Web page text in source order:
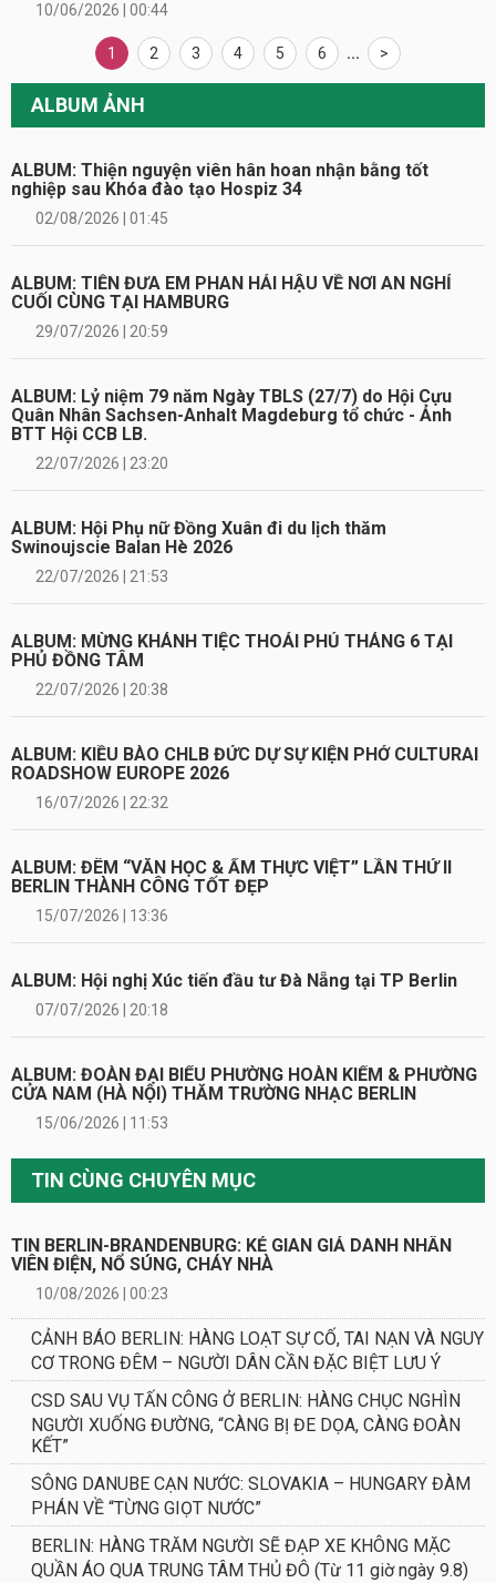
10/06/2026 | 00:44
1 2 3 4 5 6 ... >
ALBUM ẢNH
ALBUM: Thiện nguyện viên hân hoan nhận bằng tốt
nghiệp sau Khóa đào tạo Hospiz 34
02/08/2026 | 01:45
ALBUM: TIỄN ĐƯA EM PHAN HẢI HẬU VỀ NƠI AN NGHỈ
CUỐI CÙNG TẠI HAMBURG
29/07/2026 | 20:59
ALBUM: Lỷ niệm 79 năm Ngày TBLS (27/7) do Hội Cựu
Quân Nhân Sachsen-Anhalt Magdeburg tổ chức - Ảnh
BTT Hội CCB LB.
22/07/2026 | 23:20
ALBUM: Hội Phụ nữ Đồng Xuân đi du lịch thăm
Swinoujscie Balan Hè 2026
22/07/2026 | 21:53
ALBUM: MỪNG KHÁNH TIỆC THOẢI PHỦ THÁNG 6 TẠI
PHỦ ĐỒNG TÂM
22/07/2026 | 20:38
ALBUM: KIỀU BÀO CHLB ĐỨC DỰ SỰ KIỆN PHỞ CULTURAI
ROADSHOW EUROPE 2026
16/07/2026 | 22:32
ALBUM: ĐÊM “VĂN HỌC & ẨM THỰC VIỆT” LẦN THỨ II
BERLIN THÀNH CÔNG TỐT ĐẸP
15/07/2026 | 13:36
ALBUM: Hội nghị Xúc tiến đầu tư Đà Nẵng tại TP Berlin
07/07/2026 | 20:18
ALBUM: ĐOÀN ĐẠI BIỂU PHƯỜNG HOÀN KIẾM & PHƯỜNG
CỬA NAM (HÀ NỘI) THĂM TRƯỜNG NHẠC BERLIN
15/06/2026 | 11:53
TIN CÙNG CHUYÊN MỤC
TIN BERLIN-BRANDENBURG: KẺ GIAN GIẢ DANH NHÂN
VIÊN ĐIỆN, NỔ SÚNG, CHÁY NHÀ
10/08/2026 | 00:23
CẢNH BÁO BERLIN: HÀNG LOẠT SỰ CỐ, TAI NẠN VÀ NGUY
CƠ TRONG ĐÊM – NGƯỜI DÂN CẦN ĐẶC BIỆT LƯU Ý
CSD SAU VỤ TẤN CÔNG Ở BERLIN: HÀNG CHỤC NGHÌN
NGƯỜI XUỐNG ĐƯỜNG, “CÀNG BỊ ĐE DỌA, CÀNG ĐOÀN
KẾT”
SÔNG DANUBE CẠN NƯỚC: SLOVAKIA – HUNGARY ĐÀM
PHÁN VỀ “TỪNG GIỌT NƯỚC”
BERLIN: HÀNG TRĂM NGƯỜI SẼ ĐẠP XE KHÔNG MẶC
QUẦN ÁO QUA TRUNG TÂM THỦ ĐÔ (Từ 11 giờ ngày 9.8)